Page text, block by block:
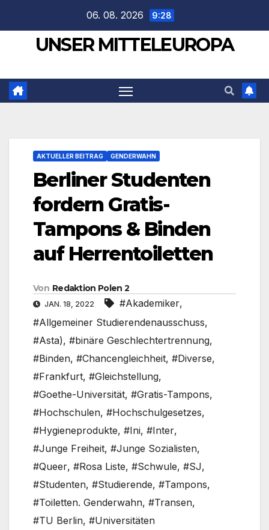
springen
06. 08. 2026 9:28
UNSER MITTELEUROPA
AKTUELLER BEITRAG GENDERWAHN
Berliner Studenten
fordern Gratis-
Tampons & Binden
auf Herrentoiletten
Von Redaktion Polen 2
JAN. 18, 2022 #Akademiker,
#Allgemeiner Studierendenausschuss,
#Asta), #binäre Geschlechtertrennung,
#Binden, #Chancengleichheit, #Diverse,
#Frankfurt, #Gleichstellung,
#Goethe-Universität, #Gratis-Tampons,
#Hochschulen, #Hochschulgesetzes,
#Hygieneprodukte, #Ini, #Inter,
#Junge Freiheit, #Junge Sozialisten,
#Queer, #Rosa Liste, #Schwule, #SJ,
#Studenten, #Studierende, #Tampons,
#Toiletten. Genderwahn, #Transen,
#TU Berlin, #Universitäten